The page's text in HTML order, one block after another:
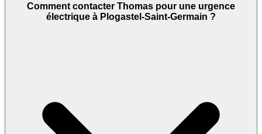
Comment contacter Thomas pour une urgence
électrique à Plogastel-Saint-Germain ?